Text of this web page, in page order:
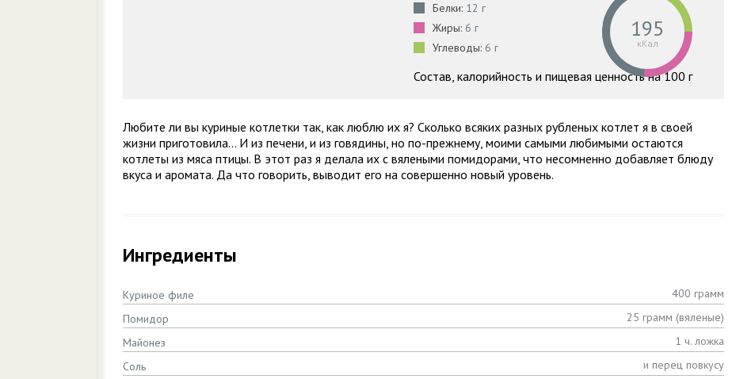
Белки: 12 г
Жиры: 6 г
Углеводы: 6 г
195
кКал
Состав, калорийность и пищевая ценность на 100 г
Любите ли вы куриные котлетки так, как люблю их я? Сколько всяких разных рубленых котлет я в своей
жизни приготовила... И из печени, и из говядины, но по-прежнему, моими самыми любимыми остаются
котлеты из мяса птицы. В этот раз я делала их с вялеными помидорами, что несомненно добавляет блюду
вкуса и аромата. Да что говорить, выводит его на совершенно новый уровень.
Ингредиенты
Куриное филе
400 грамм
Помидор
25 грамм (вяленые)
Майонез
1 ч. ложка
Соль
и перец повкусу